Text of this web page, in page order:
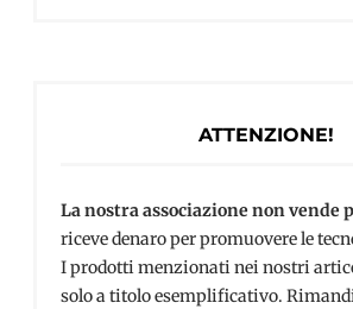
ATTENZIONE!
La nostra associazione non vende
riceve denaro per promuovere le
I prodotti menzionati nei nostri
solo a titolo esemplificativo.